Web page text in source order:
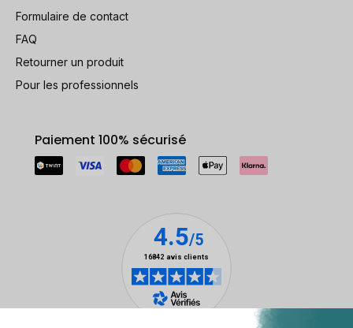
Formulaire de contact
FAQ
Retourner un produit
Pour les professionnels
Paiement 100% sécurisé